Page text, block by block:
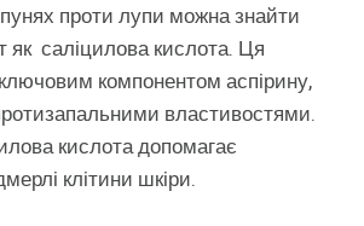
проти лупи можна знайти
як саліцилова кислота. Ця
компонентом аспірину,
властивостями.
кислота допомагає
клітини шкіри.